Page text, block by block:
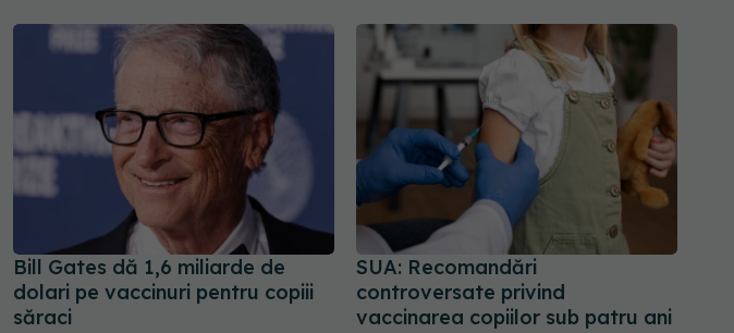
Bill Gates dă 1,6 miliarde de
dolari pe vaccinuri pentru copiii
săraci
SUA: Recomandări
controversate privind
vaccinarea copiilor sub patru ani